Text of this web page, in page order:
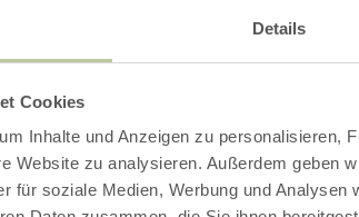
Details
Cookies
Inhalte und Anzeigen zu personalisieren,
Website zu analysieren. Außerdem geben
für soziale Medien, Werbung und